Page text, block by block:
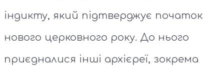
індикту, який підтверджує початок
нового церковного року. До нього
приєдналися інші архієреї, зокрема